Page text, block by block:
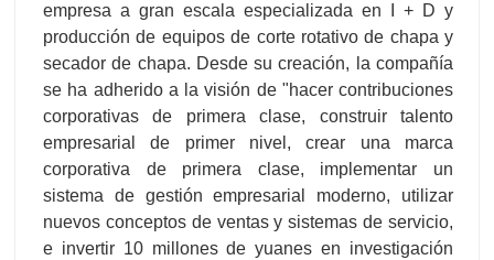
empresa a gran escala especializada en I + D y
producción de equipos de corte rotativo de chapa y
secador de chapa. Desde su creación, la compañía
se ha adherido a la visión de "hacer contribuciones
corporativas de primera clase, construir talento
empresarial de primer nivel, crear una marca
corporativa de primera clase, implementar un
sistema de gestión empresarial moderno, utilizar
nuevos conceptos de ventas y sistemas de servicio,
e invertir 10 millones de yuanes en investigación